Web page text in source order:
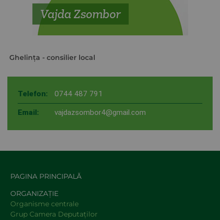
Vajda Zsombor
Ghelinţa - consilier local
Telefon: 0744 487 791
Email: vajdazsombor4@gmail.com
PAGINA PRINCIPALĂ
ORGANIZAȚIE
Organisme centrale
Grup Camera Deputaţilor